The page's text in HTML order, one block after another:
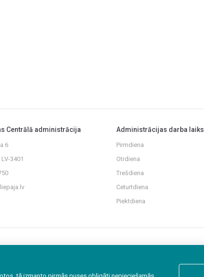
Centrālā administrācija
6
3401
Administrācijas darba laiks
Pirmdiena
Otrdiena
Trešdiena
Ceturtdiena
Piektdiena